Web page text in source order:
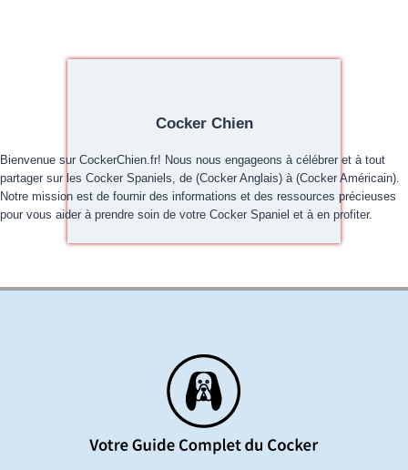
Cocker Chien
Bienvenue sur CockerChien.fr! Nous nous engageons à célébrer et à tout
partager sur les Cocker Spaniels, de (Cocker Anglais) à (Cocker Américain).
Notre mission est de fournir des informations et des ressources précieuses
pour vous aider à prendre soin de votre Cocker Spaniel et à en profiter.